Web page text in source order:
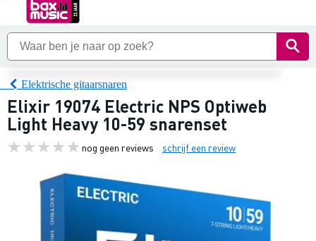
Elektrische gitaarsnaren
Elixir 19074 Electric NPS Optiweb
Light Heavy 10-59 snarenset
nog geen reviews schrijf een review